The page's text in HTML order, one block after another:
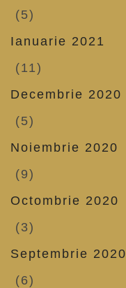
(5)
Ianuarie 2021
(11)
Decembrie 2020
(5)
Noiembrie 2020
(9)
Octombrie 2020
(3)
Septembrie 2020
(6)